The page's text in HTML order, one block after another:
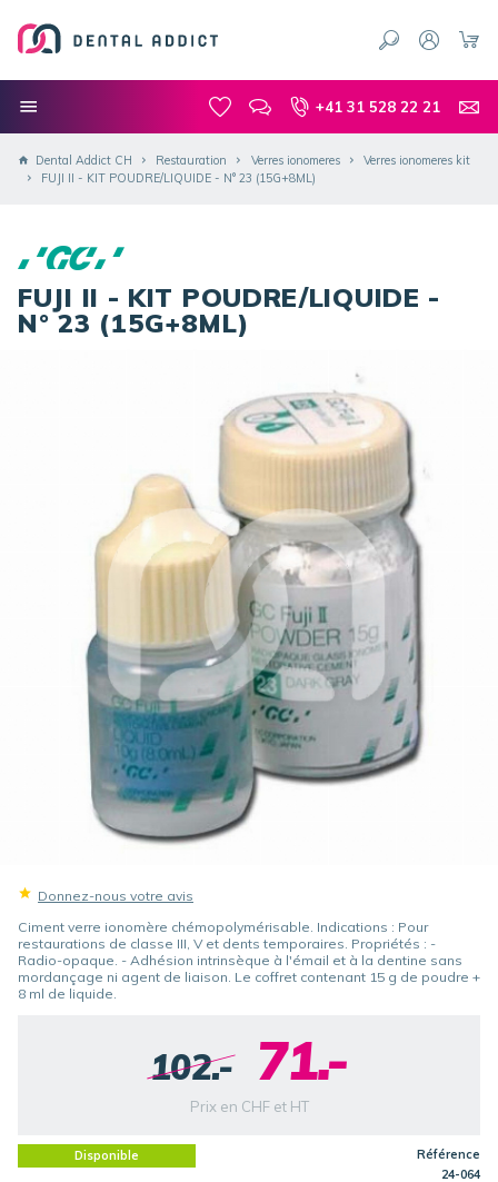
+41 31 528 22 21
Dental Addict CH Restauration Verres ionomeres
Verres ionomeres kit
FUJI II - KIT POUDRE/LIQUIDE - N° 23 (15G+8ML)
FUJI II - KIT POUDRE/LIQUIDE -
N° 23 (15G+8ML)
Donnez-nous votre avis
Ciment verre ionomère chémopolymérisable. Indications : Pour
restaurations de classe III, V et dents temporaires. Propriétés : -
Radio-opaque. - Adhésion intrinsèque à l'émail et à la dentine sans
mordançage ni agent de liaison. Le coffret contenant 15 g de poudre +
8 ml de liquide.
102.- 71.-
Prix en CHF et HT
Disponible
Référence
24-064